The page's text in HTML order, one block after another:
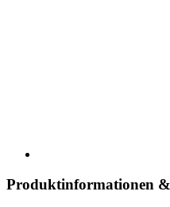
Produktinformationen &